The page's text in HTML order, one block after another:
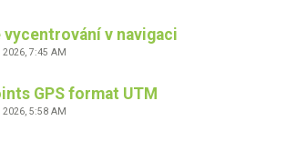
vycentrování v navigaci
2026, 7:45 AM
GPS format UTM
2026, 5:58 AM